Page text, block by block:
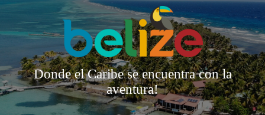
Donde el Caribe se encuentra con la
aventura!